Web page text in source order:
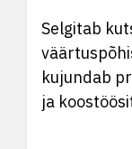
Selgitab
kujundab
ja